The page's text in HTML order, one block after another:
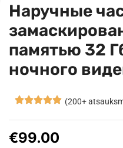
Наручные
памятью 32
ночного
(200+
€99.00